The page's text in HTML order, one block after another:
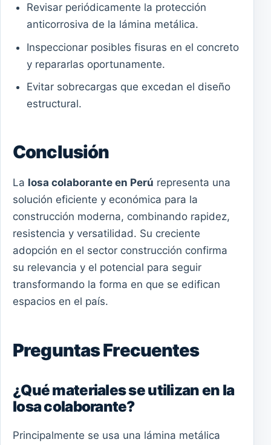
Revisar periódicamente la protección
anticorrosiva de la lámina metálica.
Inspeccionar posibles fisuras en el concreto
y repararlas oportunamente.
Evitar sobrecargas que excedan el diseño
estructural.
Conclusión
La losa colaborante en Perú representa una
solución eficiente y económica para la
construcción moderna, combinando rapidez,
resistencia y versatilidad. Su creciente
adopción en el sector construcción confirma
su relevancia y el potencial para seguir
transformando la forma en que se edifican
espacios en el país.
Preguntas Frecuentes
¿Qué materiales se utilizan en la
losa colaborante?
Principalmente se usa una lámina metálica